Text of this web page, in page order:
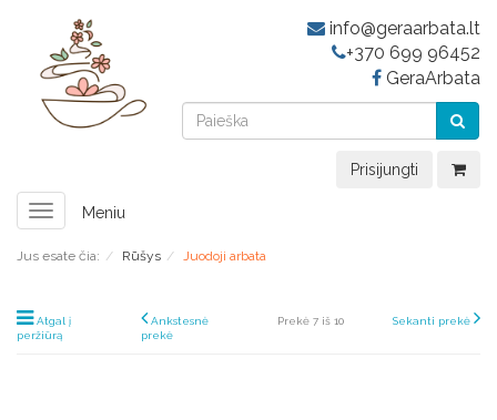
info@geraarbata.lt
+370 699 96452
GeraArbata
Prisijungti
Toggle
navigation
Meniu
Jus esate čia: Rūšys Juodoji arbata
Atgal į
peržiūrą
Ankstesnė
prekė
Prekė 7 iš 10 Sekanti prekė